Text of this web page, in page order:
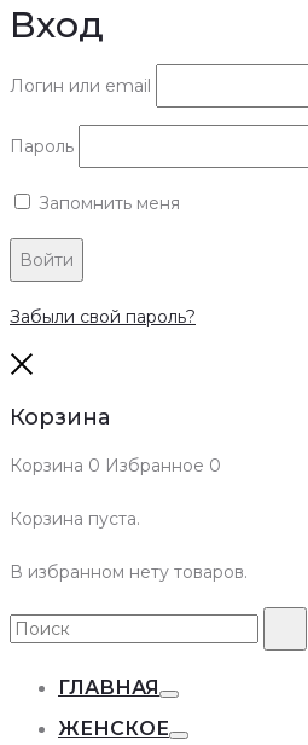
Вход
Логин или email
Пароль
Запомнить меня
Войти
Забыли свой пароль?
Корзина
Корзина 0 Избранное 0
Корзина пуста.
В избранном нету товаров.
Search
ГЛАВНАЯ
ЖЕНСКОЕ